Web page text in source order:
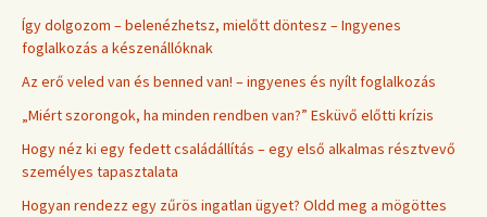
Így dolgozom – belenézhetsz, mielőtt döntesz – Ingyenes
foglalkozás a készenállóknak
Az erő veled van és benned van! – ingyenes és nyílt foglalkozás
„Miért szorongok, ha minden rendben van?” Esküvő előtti krízis
Hogy néz ki egy fedett családállítás – egy első alkalmas résztvevő
személyes tapasztalata
Hogyan rendezz egy zűrös ingatlan ügyet? Oldd meg a mögöttes